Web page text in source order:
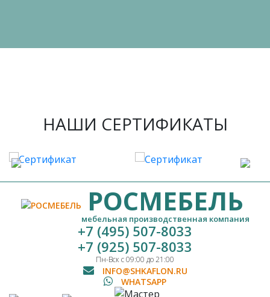
НАШИ СЕРТИФИКАТЫ
РОСМЕБЕЛЬ
мебельная производственная компания
+7 (495) 507-8033
+7 (925) 507-8033
Пн-Вск с 09:00 до 21:00
INFO@SHKAFLON.RU
WHATSAPP